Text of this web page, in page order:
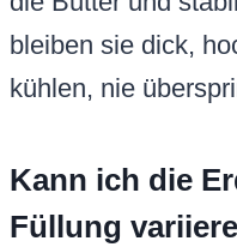
bleiben sie dick,
kühlen, nie
Kann ich die
Füllung